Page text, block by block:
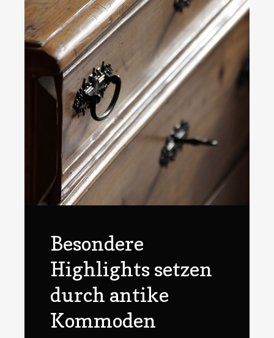
Besondere
Highlights setzen
durch antike
Kommoden